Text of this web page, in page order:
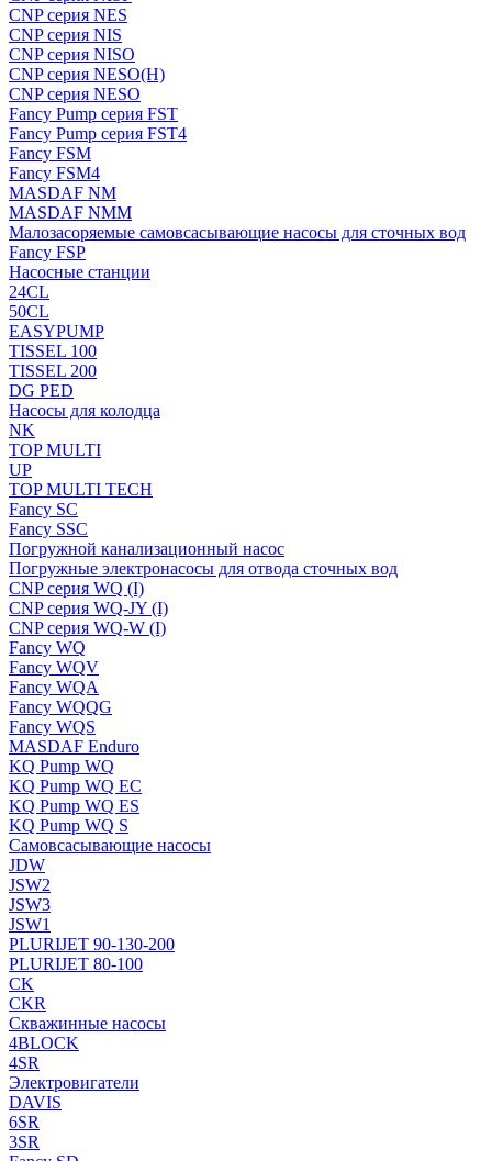
CNP серия NES
CNP серия NIS
CNP серия NISO
CNP серия NESO(H)
CNP серия NESO
Fancy Pump серия FST
Fancy Pump серия FST4
Fancy FSM
Fancy FSM4
MASDAF NM
MASDAF NMM
Малозасоряемые самовсасывающие насосы для сточных вод
Fancy FSP
Насосные станции
24CL
50CL
EASYPUMP
TISSEL 100
TISSEL 200
DG PED
Насосы для колодца
NK
TOP MULTI
UP
TOP MULTI TECH
Fancy SC
Fancy SSC
Погружной канализационный насос
Погружные электронасосы для отвода сточных вод
CNP серия WQ (I)
CNP серия WQ-JY (I)
CNP серия WQ-W (I)
Fancy WQ
Fancy WQV
Fancy WQA
Fancy WQQG
Fancy WQS
MASDAF Enduro
KQ Pump WQ
KQ Pump WQ EC
KQ Pump WQ ES
KQ Pump WQ S
Самовсасывающие насосы
JDW
JSW2
JSW3
JSW1
PLURIJET 90-130-200
PLURIJET 80-100
CK
CKR
Скважинные насосы
4BLOCK
4SR
Электровигатели
DAVIS
6SR
3SR